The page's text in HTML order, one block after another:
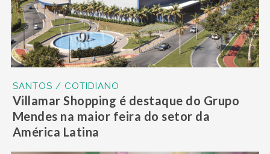
SANTOS / COTIDIANO
Villamar Shopping é destaque do Grupo
Mendes na maior feira do setor da
América Latina